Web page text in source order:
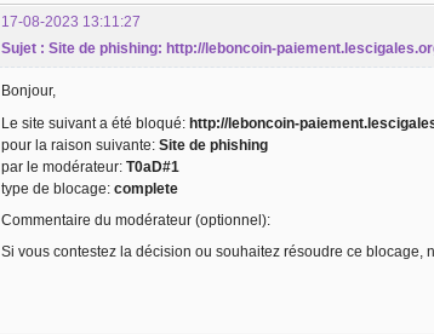
17-08-2023 13:11:27
Sujet : Site de phishing: http://leboncoin-
Bonjour,
Le site suivant a été bloqué: http://leboncoin-
pour la raison suivante: Site de phishing
par le modérateur: T0aD#1
type de blocage: complete
Commentaire du modérateur (optionnel):
Si vous contestez la décision ou souhaitez résoudre ce blocage,